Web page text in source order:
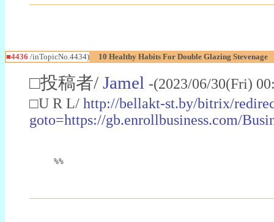
■4436 /inTopicNo.4434) 10 Healthy Habits For Double Glazing Stevenage
□投稿者/ Jamel -(2023/06/30(Fri)
□U R L/ http://bellakt-st.by/bitrix/
goto=https://gb.enrollbusiness.com/
%%